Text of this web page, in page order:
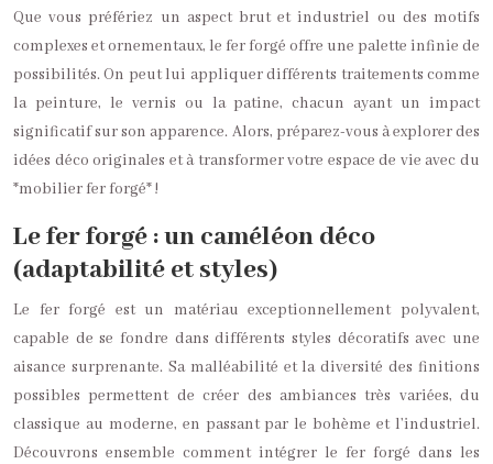
Que vous préfériez un aspect brut et industriel ou des motifs
complexes et ornementaux, le fer forgé offre une palette infinie de
possibilités. On peut lui appliquer différents traitements comme
la peinture, le vernis ou la patine, chacun ayant un impact
significatif sur son apparence. Alors, préparez-vous à explorer des
idées déco originales et à transformer votre espace de vie avec du
*mobilier fer forgé* !
Le fer forgé : un caméléon déco
(adaptabilité et styles)
Le fer forgé est un matériau exceptionnellement polyvalent,
capable de se fondre dans différents styles décoratifs avec une
aisance surprenante. Sa malléabilité et la diversité des finitions
possibles permettent de créer des ambiances très variées, du
classique au moderne, en passant par le bohème et l’industriel.
Découvrons ensemble comment intégrer le fer forgé dans les